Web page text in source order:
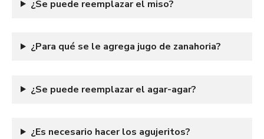
¿Se puede reemplazar el miso?
¿Para qué se le agrega jugo de zanahoria?
¿Se puede reemplazar el agar-agar?
¿Es necesario hacer los agujeritos?